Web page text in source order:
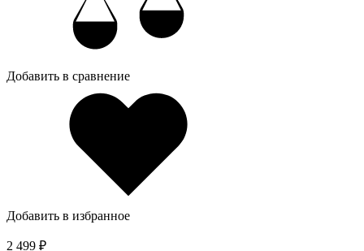
Добавить в сравнение
Добавить в избранное
2 499 ₽